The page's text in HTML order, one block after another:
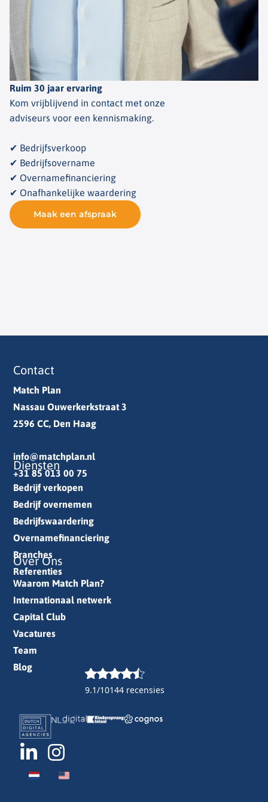
Ruim 30 jaar ervaring
Kom vrijblijvend in contact met onze
adviseurs voor een kennismaking.
✔ Bedrijfsverkoop
✔ Bedrijfsovername
✔ Overnamefinanciering
✔ Onafhankelijke waardering
Maak een afspraak
9.1/10144 recensies
Contact
Match Plan
Nassau Ouwerkerkstraat 3
2596 CC, Den Haag
info@matchplan.nl
+31 85 013 00 75
Diensten
Bedrijf verkopen
Bedrijf overnemen
Bedrijfswaardering
Overnamefinanciering
Branches
Referenties
Over Ons
Waarom Match Plan?
Internationaal netwerk
Capital Club
Vacatures
Team
Blog